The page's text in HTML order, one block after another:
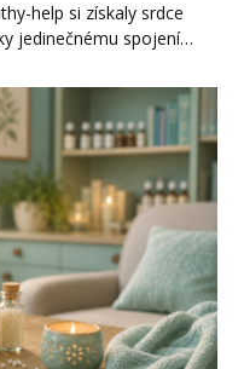
help si získaly srdce
jedinečnému spojení…